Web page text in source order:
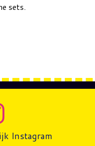
sets.
Instagram